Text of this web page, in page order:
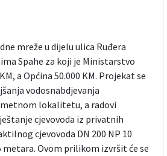
mreže u dijelu ulica Ruđera
Spahe za koji je Ministarstvo
a Općina 50.000 KM. Projekat se
vodosnabdjevanja
lokalitetu, a radovi
cjevovoda iz privatnih
cjevovoda DN 200 NP 10
metara. Ovom prilikom izvršit će se